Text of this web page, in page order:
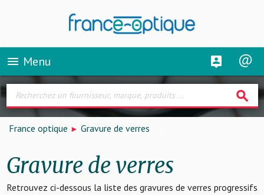
menu Menu
search
France optique Gravure de verres
Gravure de verres
Retrouvez ci-dessous la liste des gravures de verres progressifs